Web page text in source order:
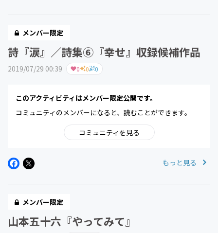
メンバー限定
詩『涙』／詩集⑥『幸せ』収録候補作品
2019/07/29 00:39 0 0 0
このアクティビティはメンバー限定公開です。
コミュニティのメンバーになると、読むことができます。
コミュニティを見る
もっと見る
メンバー限定
山本五十六『やってみて』